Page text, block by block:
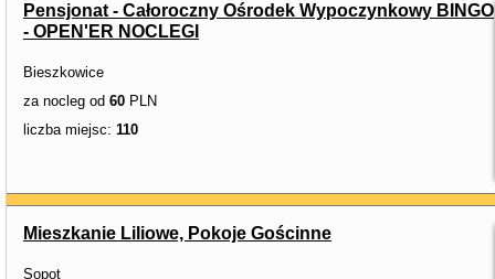
Pensjonat - Całoroczny Ośrodek Wypoczynkowy BINGO
- OPEN'ER NOCLEGI
Bieszkowice
za nocleg od 60 PLN
liczba miejsc: 110
Mieszkanie Liliowe, Pokoje Gościnne
Sopot